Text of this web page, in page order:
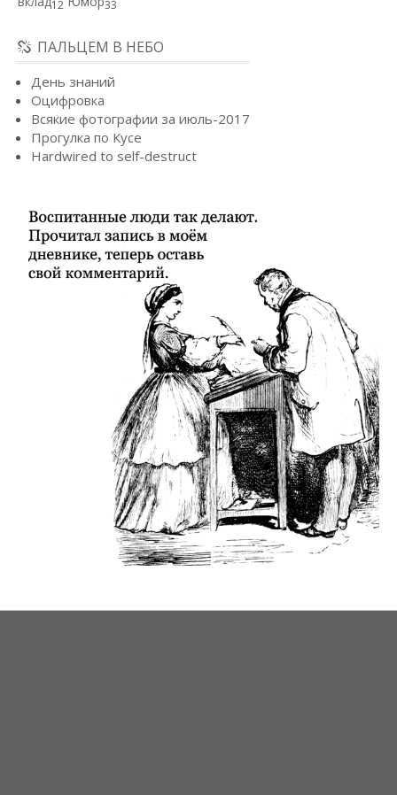
12 33
ПАЛЬЦЕМ В НЕБО
День знаний
Оцифровка
Всякие фотографии за июль-2017
Прогулка по Кусе
Hardwired to self-destruct